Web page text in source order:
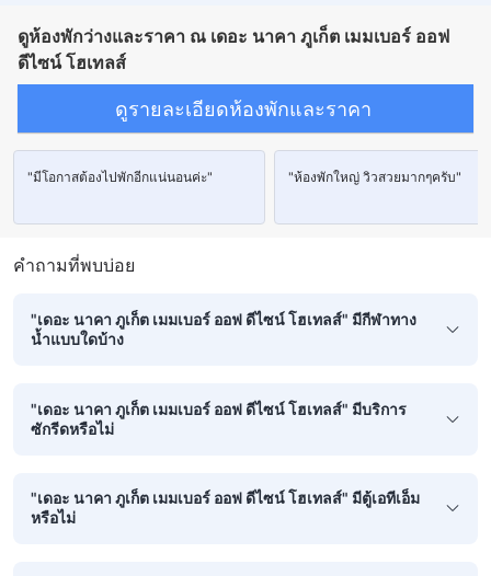
แก้วไวน์
ตู้เย็น
โต๊ะรับประทานอาหาร
น้ำดื่มบรรจุขวด (ฟรี) ผลไม้/ของว่าง
มินิบาร์
ห้องครัวครบชุด
พื้นที่นั่งเล่น
พื้นไม้/ปาเกต์
หน้าต่าง
ห้องนั่งเล่นแยกต่างหาก
ห้องพักชั้น G
ห้องรับประทานอาหารแยกต่างหาก
เครื่องอบผ้า
อุปกรณ์สำหรับรีดผ้า
เตียงสำหรับเด็ก (เมื่อแจ้งความประสงค์)
โถงทางเดินด้านนอก
เข้าถึงได้โดยบันได
เครื่องตรวจจับควัน
เครื่องปรับอากาศส่วนตัว
ดูห้องพักว่างและราคา ณ เดอะ นาคา ภูเก็ต เมมเบอร์ ออฟ
ดีไซน์ โฮเทลส์
ดูรายละเอียดห้องพักและราคา
"มีโอกาสต้องไปพักอีกแน่นอนค่ะ" "ห้องพักใหญ่ วิวสวยมากๆครับ"
คำถามที่พบบ่อย
"เดอะ นาคา ภูเก็ต เมมเบอร์ ออฟ ดีไซน์ โฮเทลส์" มีกีฬาทาง
น้ำแบบใดบ้าง
"เดอะ นาคา ภูเก็ต เมมเบอร์ ออฟ ดีไซน์ โฮเทลส์" มีบริการ
ซักรีดหรือไม่
"เดอะ นาคา ภูเก็ต เมมเบอร์ ออฟ ดีไซน์ โฮเทลส์" มีตู้เอทีเอ็ม
หรือไม่